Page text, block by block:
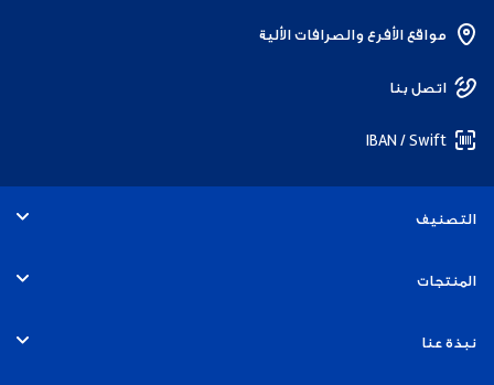
مواقع الأفرع والصرافات الألية
اتصل بنا
IBAN / Swift
التصنيف
الأفراد
المنتجات
الحسابات
نبذة عنا